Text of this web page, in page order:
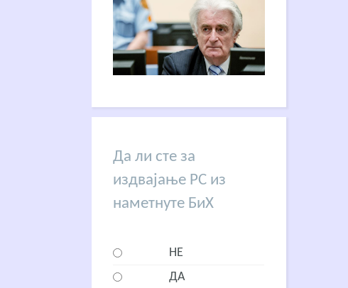
Да ли сте за
издвајање РС из
наметнуте БиХ
НЕ
ДА